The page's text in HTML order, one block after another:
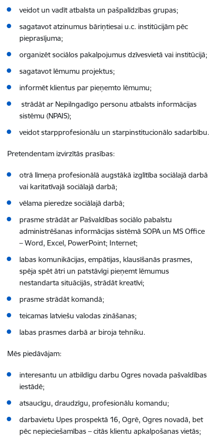
veidot un vadīt atbalsta un pašpalīdzības grupas;
sagatavot atzinumus bāriņtiesai u.c. institūcijām pēc
pieprasījuma;
organizēt sociālos pakalpojumus dzīvesvietā vai institūcijā;
sagatavot lēmumu projektus;
informēt klientus par pieņemto lēmumu;
strādāt ar Nepilngadīgo personu atbalsts informācijas
sistēmu (NPAIS);
veidot starpprofesionālu un starpinstitucionālo sadarbību.
Pretendentam izvirzītās prasības:
otrā līmeņa profesionālā augstākā izglītība sociālajā darbā
vai karitatīvajā sociālajā darbā;
vēlama pieredze sociālajā darbā;
prasme strādāt ar Pašvaldības sociālo pabalstu
administrēšanas informācijas sistēmā SOPAun MS Office
– Word, Excel, PowerPoint; Internet;
labas komunikācijas, empātijas, klausīšanās prasmes,
spēja spēt ātri un patstāvīgi pieņemt lēmumus
nestandarta situācijās, strādāt kreatīvi;
prasme strādāt komandā;
teicamas latviešu valodas zināšanas;
labas prasmes darbā ar biroja tehniku.
Mēs piedāvājam:
interesantu un atbildīgu darbu Ogres novada pašvaldības
iestādē;
atsaucīgu, draudzīgu, profesionālu komandu;
darbavietu Upes prospektā 16, Ogrē, Ogres novadā, bet
pēc nepieciešamības – citās klientu apkalpošanas vietās;